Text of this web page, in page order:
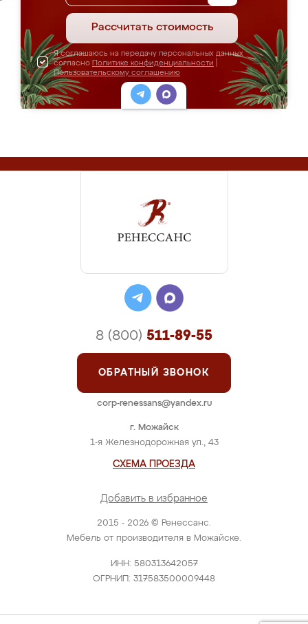
Рассчитать стоимость
Я соглашаюсь на передачу персональных данных
согласно Политике конфиденциальности
Пользовательскому соглашению
2015 - 2026 © Ренессанс.
Мебель от производителя в Можайске.
ИНН: 580313642057
ОГРНИП: 317583500009448
г. Можайск
1-я Железнодорожная ул., 43
СХЕМА ПРОЕЗДА
Добавить в избранное
8 (800) 511-89-55
ОБРАТНЫЙ ЗВОНОК
corp-renessans@yandex.ru